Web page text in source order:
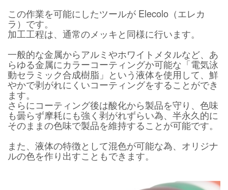
この作業を可能にしたツールが Elecolo（エレカ
ラ）です。
加工工程は、通常のメッキと同様に行います。
一般的な金属からアルミやホワイトメタルなど、あ
らゆる金属にカラーコーティングか可能な「電気泳
動セラミック合成樹脂」という液体を使用して、鮮
やかで剥がれにくいコーティングをすることができ
ます。
さらにコーティング後は酸化から製品を守り、色味
も曇らず摩耗にも強く剥がれずらい為、半永久的に
そのままの色味で製品を維持することが可能です。
また、液体の特徴として混色が可能な為、オリジナ
ルの色を作り出すこともできます。